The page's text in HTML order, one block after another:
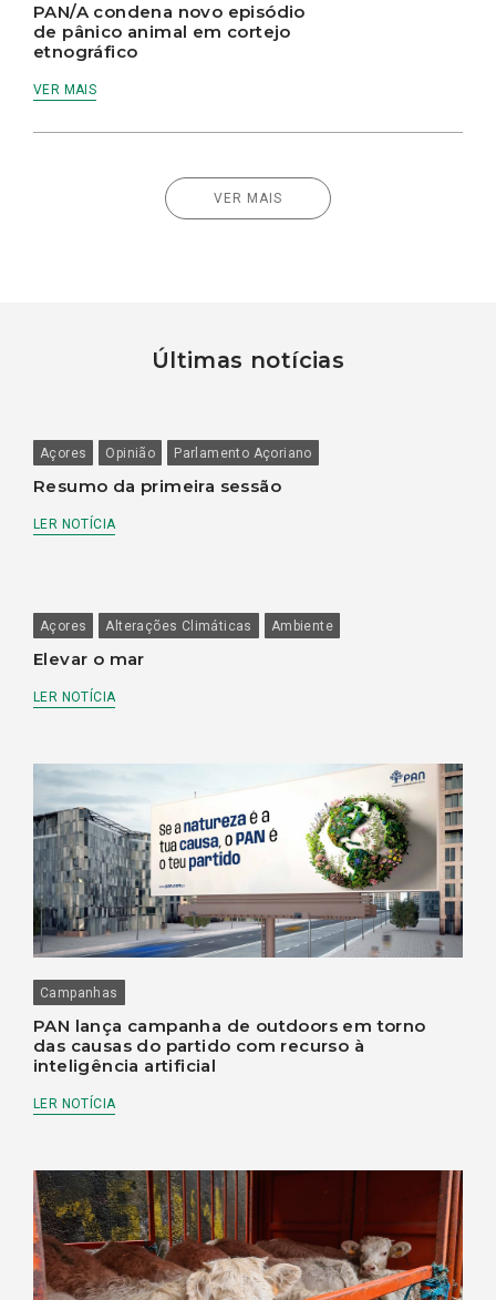
PAN/A condena novo episódio
de pânico animal em cortejo
etnográfico
VER MAIS
VER MAIS
Últimas notícias
Açores Opinião Parlamento Açoriano
Resumo da primeira sessão
LER NOTÍCIA
Açores Alterações Climáticas Ambiente
Elevar o mar
LER NOTÍCIA
Campanhas
PAN lança campanha de outdoors em torno
das causas do partido com recurso à
inteligência artificial
LER NOTÍCIA